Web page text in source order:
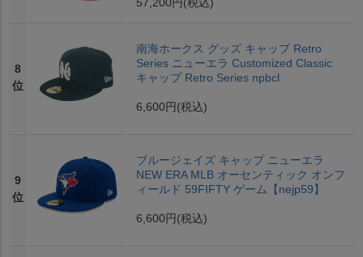
57,200円 (税込)
8
位
南海ホークス グッズ キャップ Retro
Series ニューエラ Customized Classic
キャップ Retro Series npbcl
6,600円 (税込)
9
位
ブルージェイズ キャップ ニューエラ
NEW ERA MLB オーセンティック オンフ
ィールド 59FIFTY ゲーム【nejp59】
6,600円 (税込)